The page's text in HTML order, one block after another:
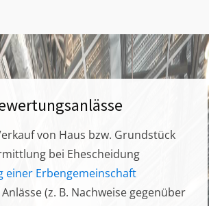
von Haus bzw. Grundstück
bei Ehescheidung
einer Erbengemeinschaft
(z. B. Nachweise gegenüber